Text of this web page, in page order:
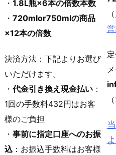
・ 1.8L瓶×6本の倍数本数
・ 720mlor750mlの商品
×12本の倍数
決済方法：下記よりお選び
いただけます。
・ 代金引き換え現金払い ：
1回の手数料432円はお客
様のご負担
・ 事前に指定口座へのお振
込 ：お振込手数料はお客様